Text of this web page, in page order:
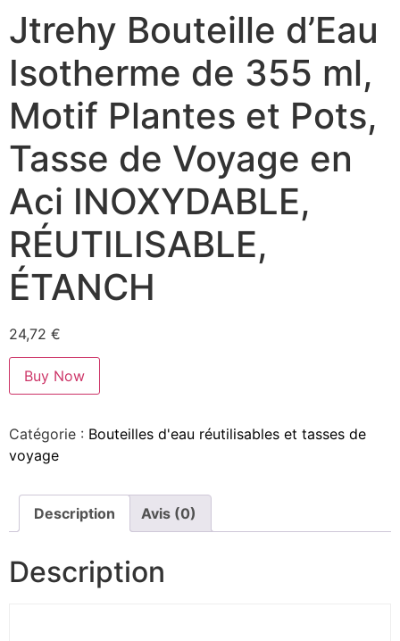
Jtrehy Bouteille d’Eau
Isotherme de 355 ml,
Motif Plantes et Pots,
Tasse de Voyage en
Aci INOXYDABLE,
RÉUTILISABLE,
ÉTANCH
24,72 €
Buy Now
Catégorie : Bouteilles d'eau réutilisables et tasses de
voyage
Description Avis (0)
Description